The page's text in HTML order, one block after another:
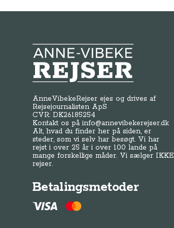
Anne-Vibeke Rejser
AnneVibekeRejser ejes og drives af
Rejsejournalisten ApS
CVR: DK26185254
Kontakt os påinfo@annevibekerejser.dk
Alt, hvad du finder her på siden, er
steder, som vi selv har besøgt. Vi har
rejst i over 25 år i over 100 lande på
mange forskellige måder. Vi sælger IKKE
rejser.
Betalingsmetoder